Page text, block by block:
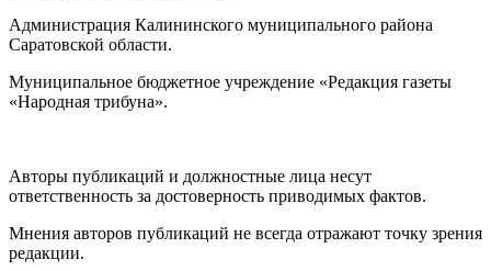
Администрация Калининского муниципального района
Саратовской области.
Муниципальное бюджетное учреждение «Редакция газеты
«Народная трибуна».
Авторы публикаций и должностные лица несут
ответственность за достоверность приводимых фактов.
Мнения авторов публикаций не всегда отражают точку зрения
редакции.